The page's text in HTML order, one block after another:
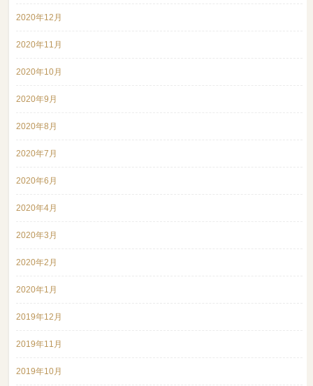
2020年12月
2020年11月
2020年10月
2020年9月
2020年8月
2020年7月
2020年6月
2020年4月
2020年3月
2020年2月
2020年1月
2019年12月
2019年11月
2019年10月